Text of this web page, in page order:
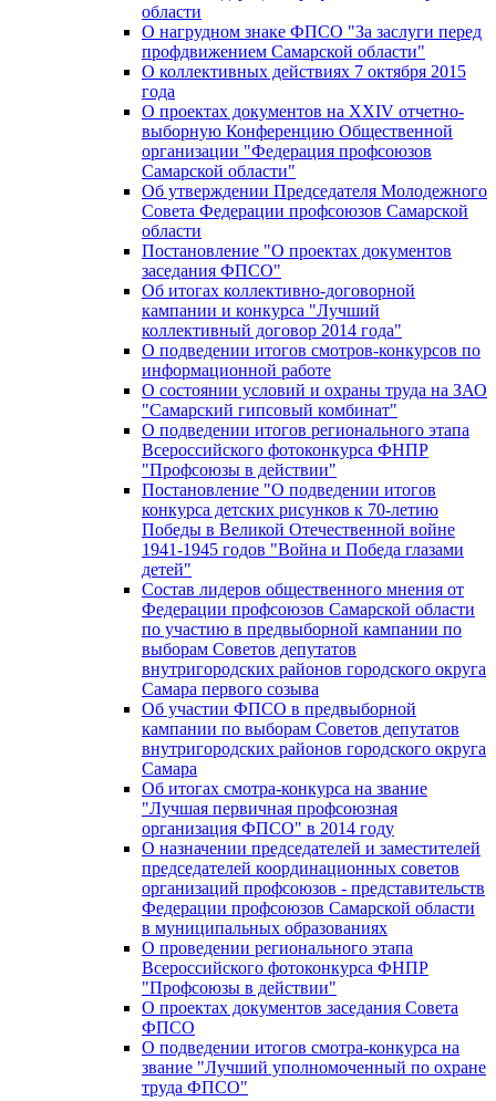
области
О нагрудном знаке ФПСО "За заслуги перед
профдвижением Самарской области"
О коллективных действиях 7 октября 2015
года
О проектах документов на XXIV отчетно-
выборную Конференцию Общественной
организации "Федерация профсоюзов
Самарской области"
Об утверждении Председателя Молодежного
Совета Федерации профсоюзов Самарской
области
Постановление "О проектах документов
заседания ФПСО"
Об итогах коллективно-договорной
кампании и конкурса "Лучший
коллективный договор 2014 года"
О подведении итогов смотров-конкурсов по
информационной работе
О состоянии условий и охраны труда на ЗАО
"Самарский гипсовый комбинат"
О подведении итогов регионального этапа
Всероссийского фотоконкурса ФНПР
"Профсоюзы в действии"
Постановление "О подведении итогов
конкурса детских рисунков к 70-летию
Победы в Великой Отечественной войне
1941-1945 годов "Война и Победа глазами
детей"
Состав лидеров общественного мнения от
Федерации профсоюзов Самарской области
по участию в предвыборной кампании по
выборам Советов депутатов
внутригородских районов городского округа
Самара первого созыва
Об участии ФПСО в предвыборной
кампании по выборам Советов депутатов
внутригородских районов городского округа
Самара
Об итогах смотра-конкурса на звание
"Лучшая первичная профсоюзная
организация ФПСО" в 2014 году
О назначении председателей и заместителей
председателей координационных советов
организаций профсоюзов - представительств
Федерации профсоюзов Самарской области
в муниципальных образованиях
О проведении регионального этапа
Всероссийского фотоконкурса ФНПР
"Профсоюзы в действии"
О проектах документов заседания Совета
ФПСО
О подведении итогов смотра-конкурса на
звание "Лучший уполномоченный по охране
труда ФПСО"